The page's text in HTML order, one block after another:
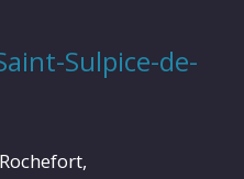
Sulpice-de-